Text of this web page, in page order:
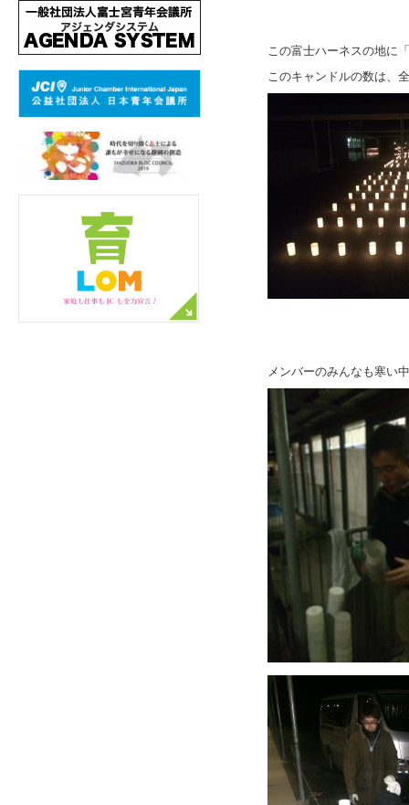
この富士ハーネスの地に
このキャンドルの数は、
メンバーのみんなも寒い